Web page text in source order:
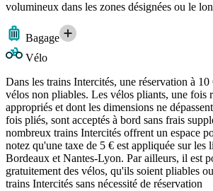
volumineux dans les zones désignées ou le
Bagage
Vélo
Dans les trains Intercités, une réservation à 10
vélos non pliables. Les vélos pliants, une fois
appropriés et dont les dimensions ne
fois pliés, sont acceptés à bord sans frais
nombreux trains Intercités offrent un espace
notez qu'une taxe de 5 € est appliquée sur les
Bordeaux et Nantes-Lyon. Par ailleurs, il est
gratuitement des vélos, qu'ils soient pliables
trains Intercités sans nécessité de réservation